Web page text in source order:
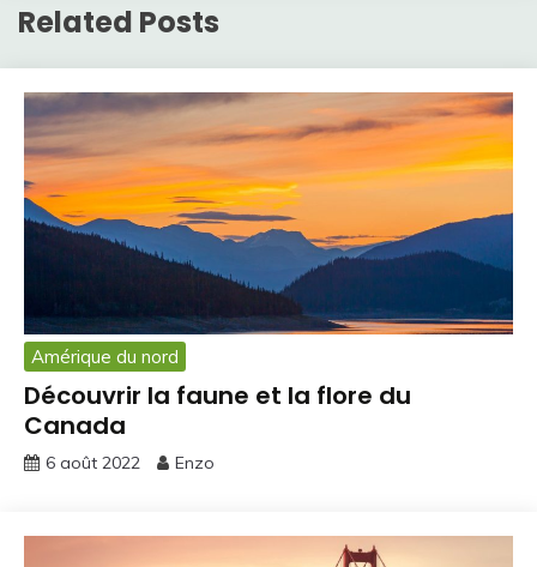
Related Posts
Amérique du nord
Découvrir la faune et la flore du
Canada
6 août 2022 Enzo